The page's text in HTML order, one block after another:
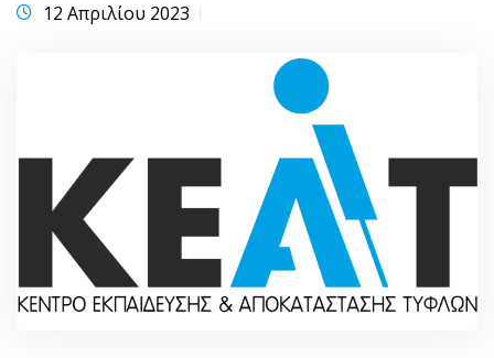
12 Απριλίου 2023